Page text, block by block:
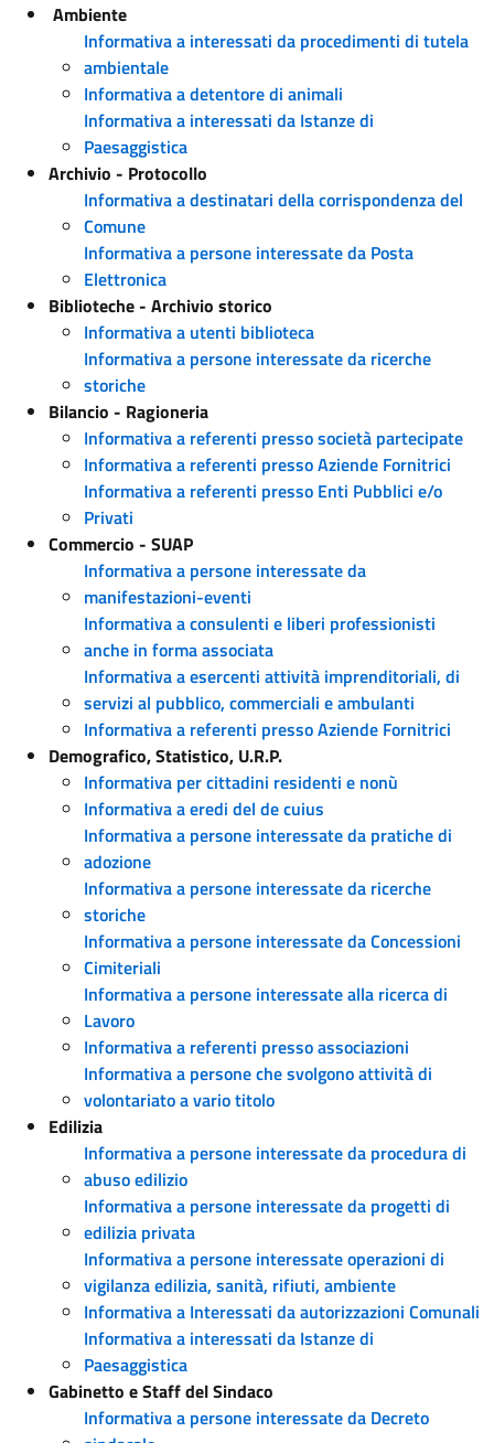
Ambiente
Informativa a interessati da procedimenti di tutela
ambientale
Informativa a detentore di animali
Informativa a interessati da Istanze di
Paesaggistica
Archivio - Protocollo
Informativa a destinatari della corrispondenza del
Comune
Informativa a persone interessate da Posta
Elettronica
Biblioteche - Archivio storico
Informativa a utenti biblioteca
Informativa a persone interessate da ricerche
storiche
Bilancio - Ragioneria
Informativa a referenti presso società partecipate
Informativa a referenti presso Aziende Fornitrici
Informativa a referenti presso Enti Pubblici e/o
Privati
Commercio - SUAP
Informativa a persone interessate da
manifestazioni-eventi
Informativa a consulenti e liberi professionisti
anche in forma associata
Informativa a esercenti attività imprenditoriali, di
servizi al pubblico, commerciali e ambulanti
Informativa a referenti presso Aziende Fornitrici
Demografico, Statistico, U.R.P.
Informativa per cittadini residenti e nonù
Informativa a eredi del de cuius
Informativa a persone interessate da pratiche di
adozione
Informativa a persone interessate da ricerche
storiche
Informativa a persone interessate da Concessioni
Cimiteriali
Informativa a persone interessate alla ricerca di
Lavoro
Informativa a referenti presso associazioni
Informativa a persone che svolgono attività di
volontariato a vario titolo
Edilizia
Informativa a persone interessate da procedura di
abuso edilizio
Informativa a persone interessate da progetti di
edilizia privata
Informativa a persone interessate operazioni di
vigilanza edilizia, sanità, rifiuti, ambiente
Informativa a Interessati da autorizzazioni Comunali
Informativa a interessati da Istanze di
Paesaggistica
Gabinetto e Staff del Sindaco
Informativa a persone interessate da Decreto